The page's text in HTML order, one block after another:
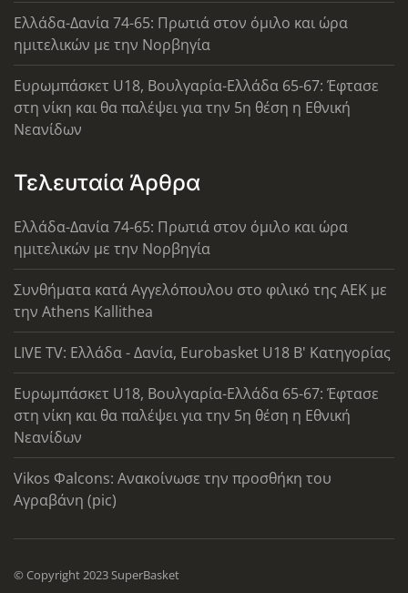
Ελλάδα-Δανία 74-65: Πρωτιά στον όμιλο και ώρα
ημιτελικών με την Νορβηγία
Ευρωμπάσκετ U18, Βουλγαρία-Ελλάδα 65-67: Έφτασε
στη νίκη και θα παλέψει για την 5η θέση η Εθνική
Νεανίδων
Τελευταία Άρθρα
Ελλάδα-Δανία 74-65: Πρωτιά στον όμιλο και ώρα
ημιτελικών με την Νορβηγία
Συνθήματα κατά Αγγελόπουλου στο φιλικό της ΑΕΚ με
την Athens Kallithea
LIVE TV: Ελλάδα - Δανία, Eurobasket U18 Β' Κατηγορίας
Ευρωμπάσκετ U18, Βουλγαρία-Ελλάδα 65-67: Έφτασε
στη νίκη και θα παλέψει για την 5η θέση η Εθνική
Νεανίδων
Vikos Φalcons: Ανακοίνωσε την προσθήκη του
Αγραβάνη (pic)
© Copyright 2023 SuperBasket